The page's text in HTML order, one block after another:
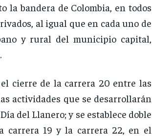
la bandera de Colombia, en todos
al igual que en cada uno de
y rural del municipio capital,
cierre de la carrera 20 entre las
actividades que se desarrollarán
del Llanero; y se establece doble
carrera 19 y la carrera 22, en el